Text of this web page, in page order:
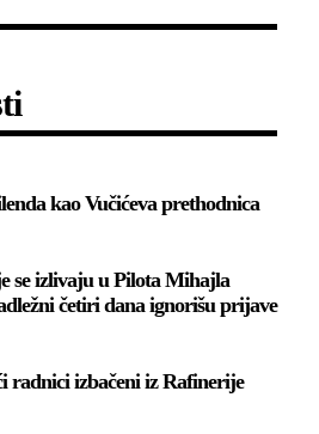
kao Vučićeva prethodnica
se izlivaju u Pilota Mihajla
četiri dana ignorišu prijave
radnici izbačeni iz Rafinerije